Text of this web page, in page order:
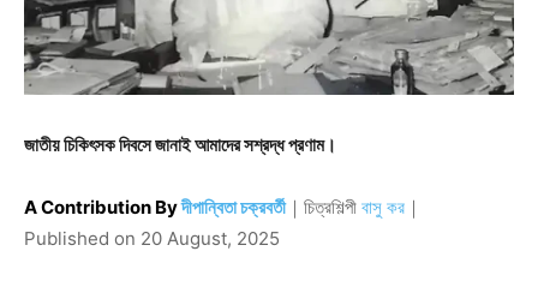
জাতীয় চিকিৎসক দিবসে জানাই আমাদের সশ্রদ্ধ প্রণাম।
A Contribution Byদীপান্বিতা চক্রবর্তী｜ চিত্রশিল্পী বাসু কর ｜
Published on 20 August, 2025